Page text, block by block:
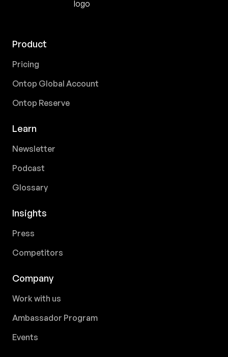
Product
Pricing
Ontop Global Account
Ontop Reserve
Learn
Newsletter
Podcast
Glossary
Insights
Press
Competitors
Company
Work with us
Ambassador Program
Events